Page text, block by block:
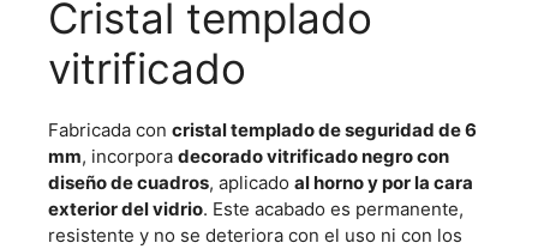
Cristal templado
vitrificado
Fabricada con cristal templado de seguridad de 6
mm, incorpora decorado vitrificado negro con
diseño de cuadros, aplicado al horno y por la cara
exterior del vidrio. Este acabado es permanente,
resistente y no se deteriora con el uso ni con los